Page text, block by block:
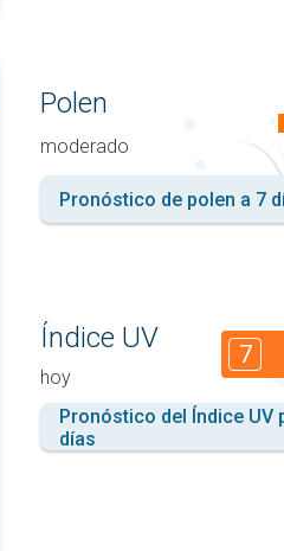
Polen
moderado
Pronóstico de polen a 7
Índice UV
hoy
7
Pronóstico del Índice UV
días